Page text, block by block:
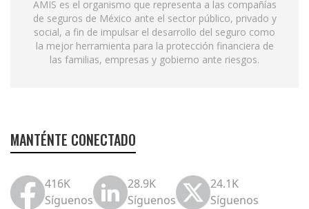
AMIS es el organismo que representa a las compañías
de seguros de México ante el sector público, privado y
social, a fin de impulsar el desarrollo del seguro como
la mejor herramienta para la protección financiera de
las familias, empresas y gobierno ante riesgos.
MANTÉNTE CONECTADO
416K
Síguenos
28.9K
Síguenos
24.1K
Síguenos